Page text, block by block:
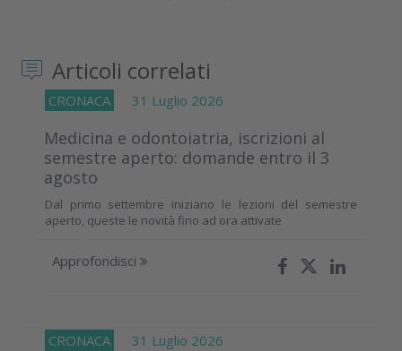
Articoli correlati
CRONACA 31 Luglio 2026
Medicina e odontoiatria, iscrizioni al
semestre aperto: domande entro il 3
agosto
Dal primo settembre iniziano le lezioni del semestre
aperto, queste le novità fino ad ora attivate
Approfondisci
CRONACA 31 Luglio 2026